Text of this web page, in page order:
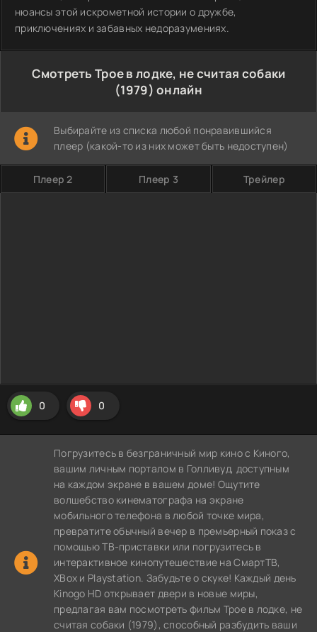
нюансы этой искрометной истории о дружбе,
приключениях и забавных недоразумениях.
Смотреть Трое в лодке, не считая собаки
(1979) онлайн
Выбирайте из списка любой понравившийся
плеер (какой-то из них может быть недоступен)
Плеер 2 Плеер 3 Трейлер
0 0
Погрузитесь в безграничный мир кино с Киного,
вашим личным порталом в Голливуд, доступным
на каждом экране в вашем доме! Ощутите
волшебство кинематографа на экране
мобильного телефона в любой точке мира,
превратите обычный вечер в премьерный показ с
помощью ТВ-приставки или погрузитесь в
интерактивное кинопутешествие на СмартТВ,
XBox и Playstation. Забудьте о скуке! Каждый день
Kinogo HD открывает двери в новые миры,
предлагая вам посмотреть фильм Трое в лодке, не
считая собаки (1979), способный разбудить ваши